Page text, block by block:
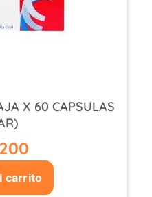
X 60 CAPSULAS
carrito